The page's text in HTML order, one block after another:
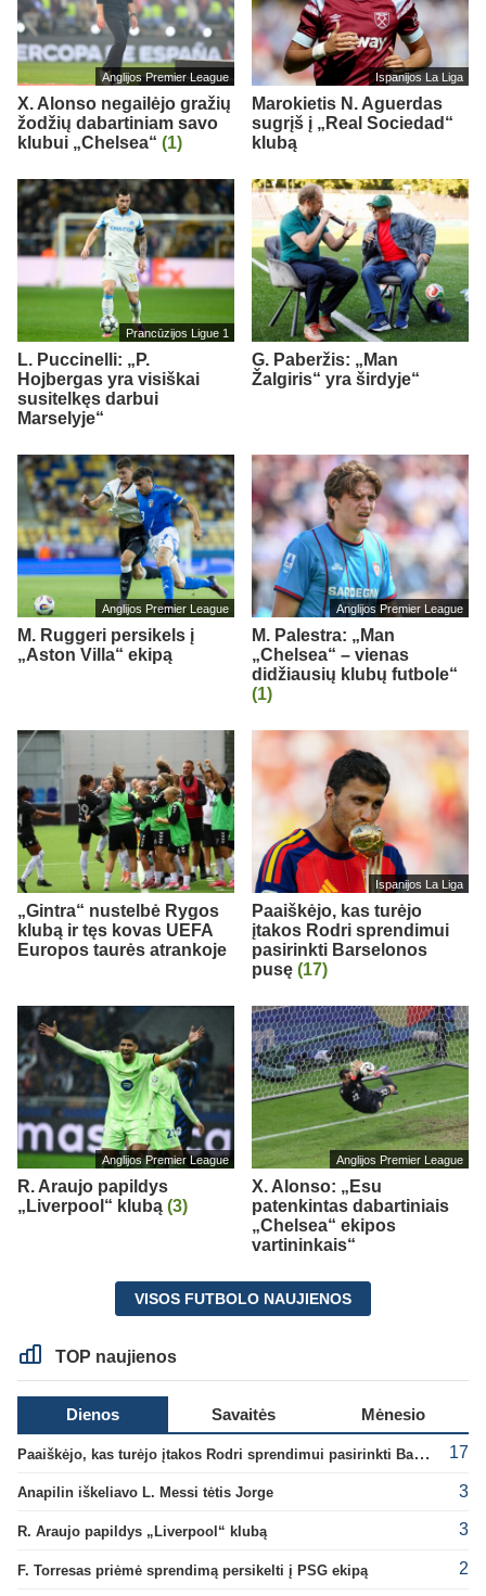
Anglijos Premier League
X. Alonso negailėjo gražių
žodžių dabartiniam savo
klubui „Chelsea“ (1)
Ispanijos La Liga
Marokietis N. Aguerdas
sugrįš į „Real Sociedad“
klubą
Prancūzijos Ligue 1
L. Puccinelli: „P.
Hojbergas yra visiškai
susitelkęs darbui
Marselyje“
G. Paberžis: „Man
Žalgiris“ yra širdyje“
Anglijos Premier League
M. Ruggeri persikels į
„Aston Villa“ ekipą
Anglijos Premier League
M. Palestra: „Man
„Chelsea“ – vienas
didžiausių klubų futbole“
(1)
„Gintra“ nustelbė Rygos
klubą ir tęs kovas UEFA
Europos taurės atrankoje
Ispanijos La Liga
Paaiškėjo, kas turėjo
įtakos Rodri sprendimui
pasirinkti Barselonos
pusę (17)
Anglijos Premier League
R. Araujo papildys
„Liverpool“ klubą (3)
Anglijos Premier League
X. Alonso: „Esu
patenkintas dabartiniais
„Chelsea“ ekipos
vartininkais“
VISOS FUTBOLO NAUJIENOS
TOP naujienos
Dienos Savaitės Mėnesio
Paaiškėjo, kas turėjo įtakos Rodri sprendimui pasirinkti Barselonos pusę 17
Anapilin iškeliavo L. Messi tėtis Jorge 3
R. Araujo papildys „Liverpool“ klubą 3
F. Torresas priėmė sprendimą persikelti į PSG ekipą 2